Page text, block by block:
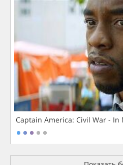
Captain America: Civil War -